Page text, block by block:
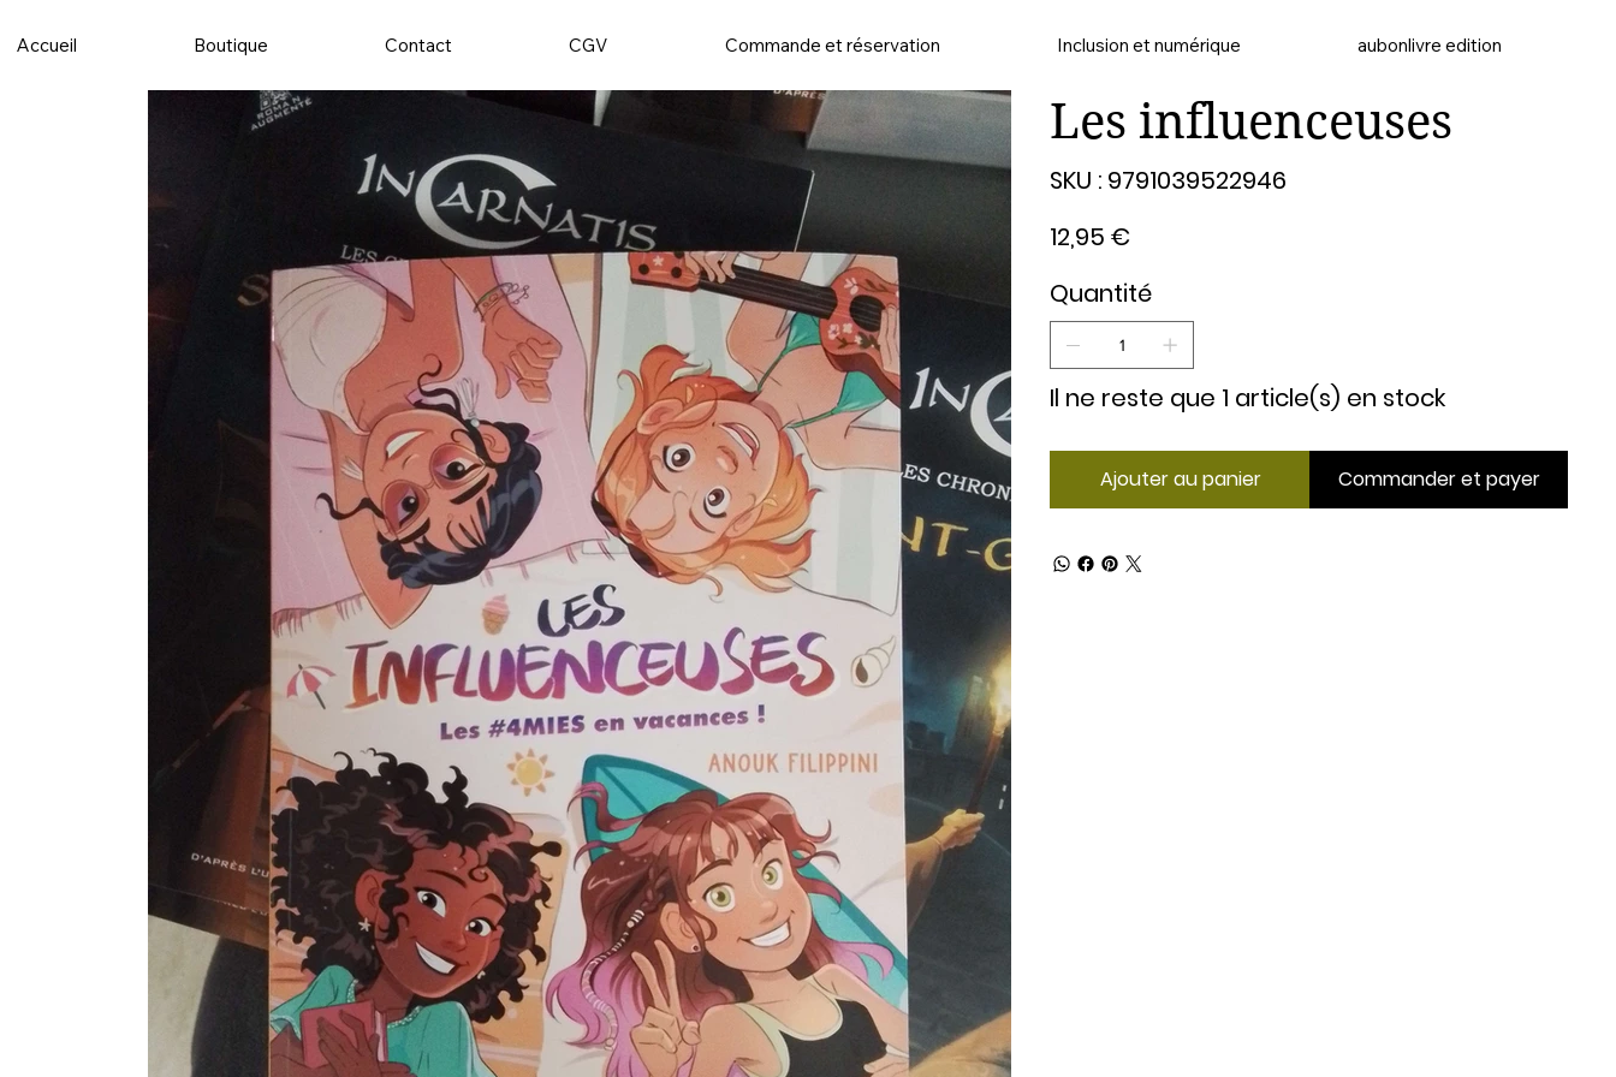
Accueil Boutique Contact CGV Commande et réservation Inclusion et numérique aubonlivre edition
Les influenceuses
SKU : 9791039522946
9791039522946
12,95 €
Quantité
Il ne reste que 1 article(s) en stock
Ajouter au panier Commander et payer